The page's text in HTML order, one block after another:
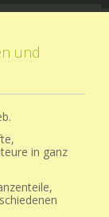
und
in ganz